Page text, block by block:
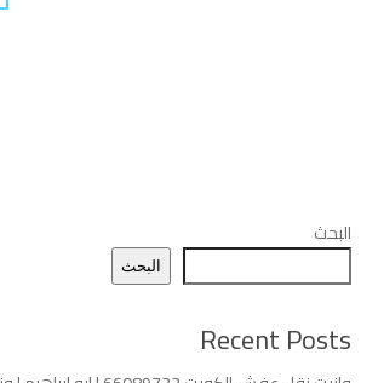
البحث
البحث
Recent Posts